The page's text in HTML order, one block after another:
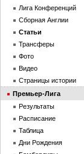
Лига Конференций
Сборная Англии
Статьи
Трансферы
Фото
Видео
Страницы истории
Премьер-Лига
Результаты
Расписание
Таблица
Дни Рождения